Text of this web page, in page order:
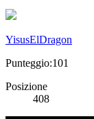
YisusElDragon
Punteggio:101
Posizione
408